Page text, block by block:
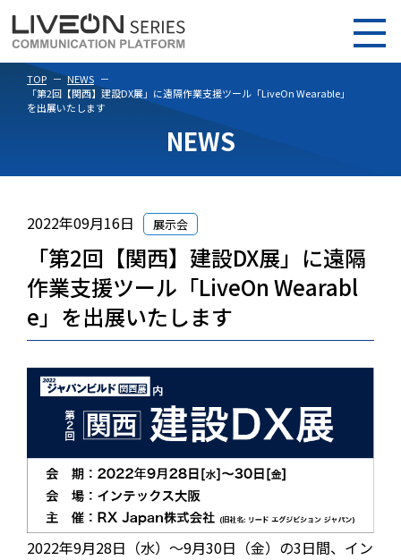
TOP
NEWS
「第2回【関西】建設DX展」に遠隔作業支援ツール「LiveOn Wearable」
を出展いたします
NEWS
2022年09月16日 展示会
「第2回【関西】建設DX展」に遠隔
作業支援ツール「LiveOn Wearabl
e」を出展いたします
2022年9月28日（水）～9月30日（金）の3日間、イン